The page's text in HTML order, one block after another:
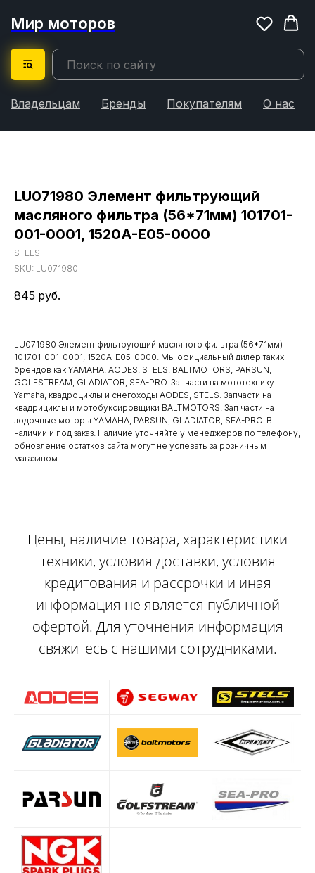
Мир моторов
Владельцам Бренды Покупателям О нас
LU071980 Элемент фильтрующий
масляного фильтра (56*71мм) 101701-
001-0001, 1520A-E05-0000
STELS
SKU: LU071980
845 руб.
LU071980 Элемент фильтрующий масляного фильтра (56*71мм)
101701-001-0001, 1520A-E05-0000. Мы официальный дилер таких
брендов как YAMAHA, AODES, STELS, BALTMOTORS, PARSUN,
GOLFSTREAM, GLADIATOR, SEA-PRO. Запчасти на мототехнику
Yamaha, квадроциклы и снегоходы AODES, STELS. Запчасти на
квадрициклы и мотобуксировщики BALTMOTORS. Зап части на
лодочные моторы YAMAHA, PARSUN, GLADIATOR, SEA-PRO. В
наличии и под заказ. Наличие уточняйте у менеджеров по телефону,
обновление остатков сайта могут не успевать за розничным
магазином.
Цены, наличие товара, характеристики
техники, условия доставки, условия
кредитования и рассрочки и иная
информация не является публичной
офертой. Для уточнения информация
свяжитесь с нашими сотрудниками.